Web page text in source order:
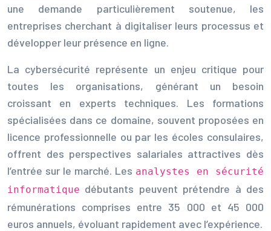
une demande particulièrement soutenue, les
entreprises cherchant à digitaliser leurs processus et
développer leur présence en ligne.
La cybersécurité représente un enjeu critique pour
toutes les organisations, générant un besoin
croissant en experts techniques. Les formations
spécialisées dans ce domaine, souvent proposées en
licence professionnelle ou par les écoles consulaires,
offrent des perspectives salariales attractives dès
l’entrée sur le marché. Les analystes en sécurité
informatique débutants peuvent prétendre à des
rémunérations comprises entre 35 000 et 45 000
euros annuels, évoluant rapidement avec l’expérience.